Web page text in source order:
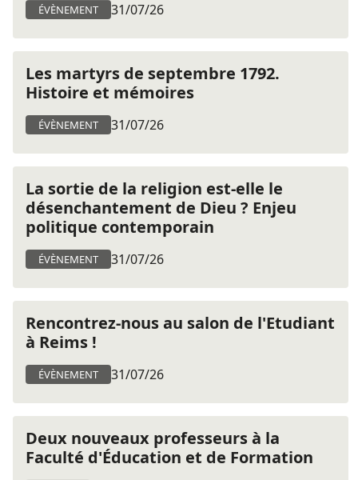
ÉVÈNEMENT 31/07/26
Les martyrs de septembre 1792.
Histoire et mémoires
ÉVÈNEMENT 31/07/26
La sortie de la religion est-elle le
désenchantement de Dieu ? Enjeu
politique contemporain
ÉVÈNEMENT 31/07/26
Rencontrez-nous au salon de l'Etudiant
à Reims !
ÉVÈNEMENT 31/07/26
Deux nouveaux professeurs à la
Faculté d'Éducation et de Formation